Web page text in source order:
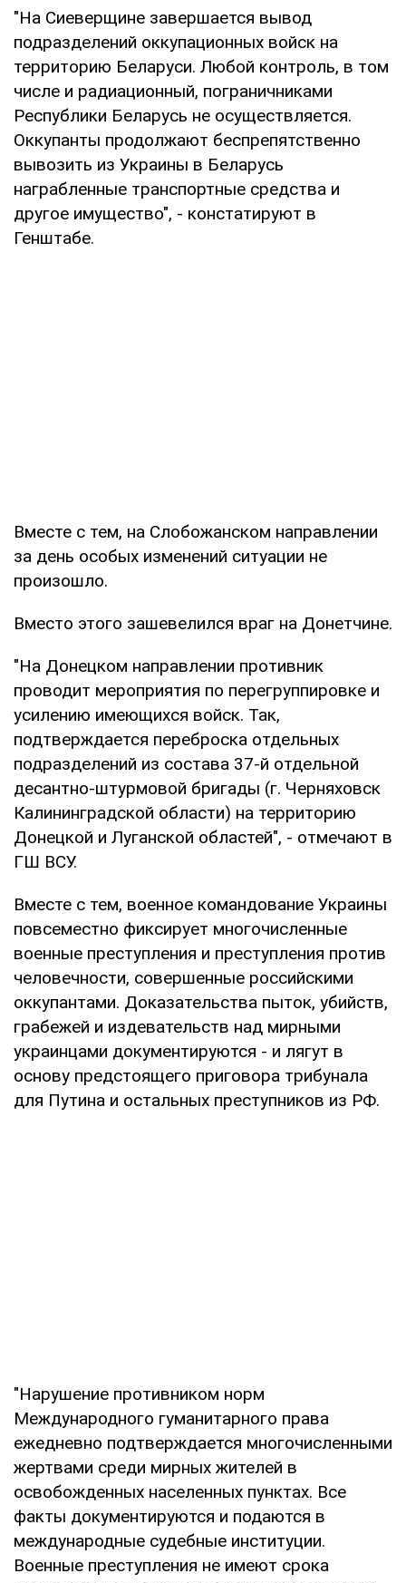
"На Сиеверщине завершается вывод
подразделений оккупационных войск на
территорию Беларуси. Любой контроль, в том
числе и радиационный, пограничниками
Республики Беларусь не осуществляется.
Оккупанты продолжают беспрепятственно
вывозить из Украины в Беларусь
награбленные транспортные средства и
другое имущество", - констатируют в
Генштабе.
Вместе с тем, на Слобожанском направлении
за день особых изменений ситуации не
произошло.
Вместо этого зашевелился враг на Донетчине.
"На Донецком направлении противник
проводит мероприятия по перегруппировке и
усилению имеющихся войск. Так,
подтверждается переброска отдельных
подразделений из состава 37-й отдельной
десантно-штурмовой бригады (г. Черняховск
Калининградской области) на территорию
Донецкой и Луганской областей", - отмечают в
ГШ ВСУ.
Вместе с тем, военное командование Украины
повсеместно фиксирует многочисленные
военные преступления и преступления против
человечности, совершенные российскими
оккупантами. Доказательства пыток, убийств,
грабежей и издевательств над мирными
украинцами документируются - и лягут в
основу предстоящего приговора трибунала
для Путина и остальных преступников из РФ.
"Нарушение противником норм
Международного гуманитарного права
ежедневно подтверждается многочисленными
жертвами среди мирных жителей в
освобожденных населенных пунктах. Все
факты документируются и подаются в
международные судебные институции.
Военные преступления не имеют срока